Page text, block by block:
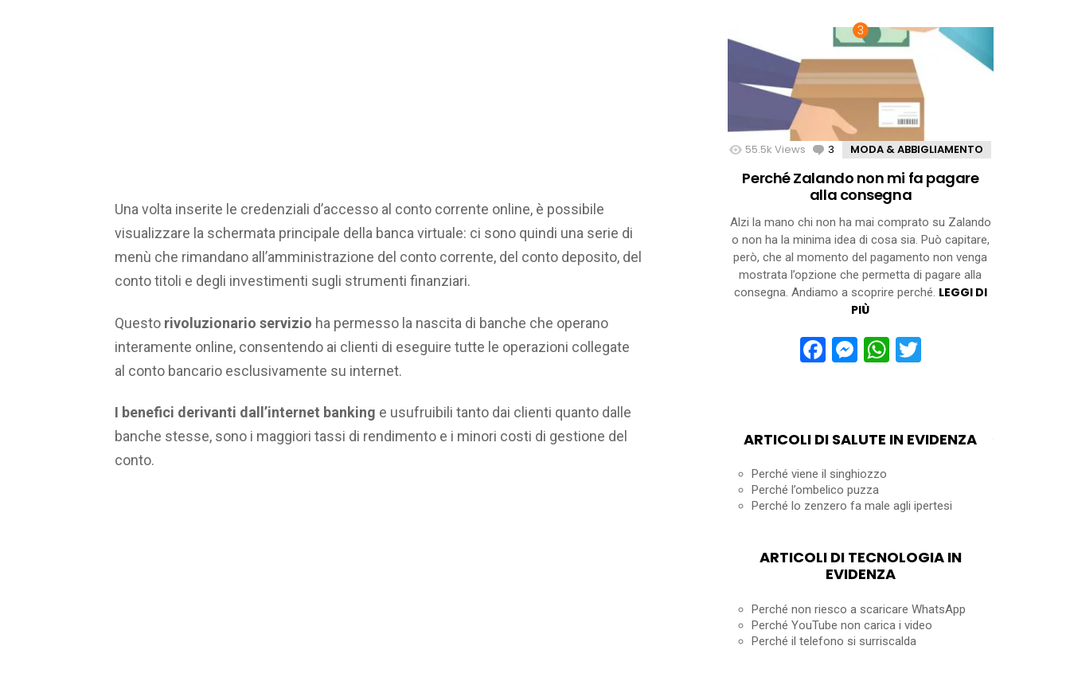
Una volta inserite le credenziali d’accesso al conto corrente online, è possibile
visualizzare la schermata principale della banca virtuale: ci sono quindi una serie di
menù che rimandano all’amministrazione del conto corrente, del conto deposito, del
conto titoli e degli investimenti sugli strumenti finanziari.
Questo rivoluzionario servizio ha permesso la nascita di banche che operano
interamente online, consentendo ai clienti di eseguire tutte le operazioni collegate
al conto bancario esclusivamente su internet.
I benefici derivanti dall’internet banking e usufruibili tanto dai clienti quanto dalle
banche stesse, sono i maggiori tassi di rendimento e i minori costi di gestione del
conto.
55.5k Views 3 Comments
MODA & ABBIGLIAMENTO
Perché Zalando non mi fa pagare
alla consegna
Alzi la mano chi non ha mai comprato su Zalando
o non ha la minima idea di cosa sia. Può capitare,
però, che al momento del pagamento non venga
mostrata l’opzione che permetta di pagare alla
consegna. Andiamo a scoprire perché. LEGGI DI
PIÙ
Facebook
Messenger
WhatsApp
Twitter
ARTICOLI DI SALUTE IN EVIDENZA
Perché viene il singhiozzo
Perché l’ombelico puzza
Perché lo zenzero fa male agli ipertesi
ARTICOLI DI TECNOLOGIA IN
EVIDENZA
Perché non riesco a scaricare WhatsApp
Perché YouTube non carica i video
Perché il telefono si surriscalda